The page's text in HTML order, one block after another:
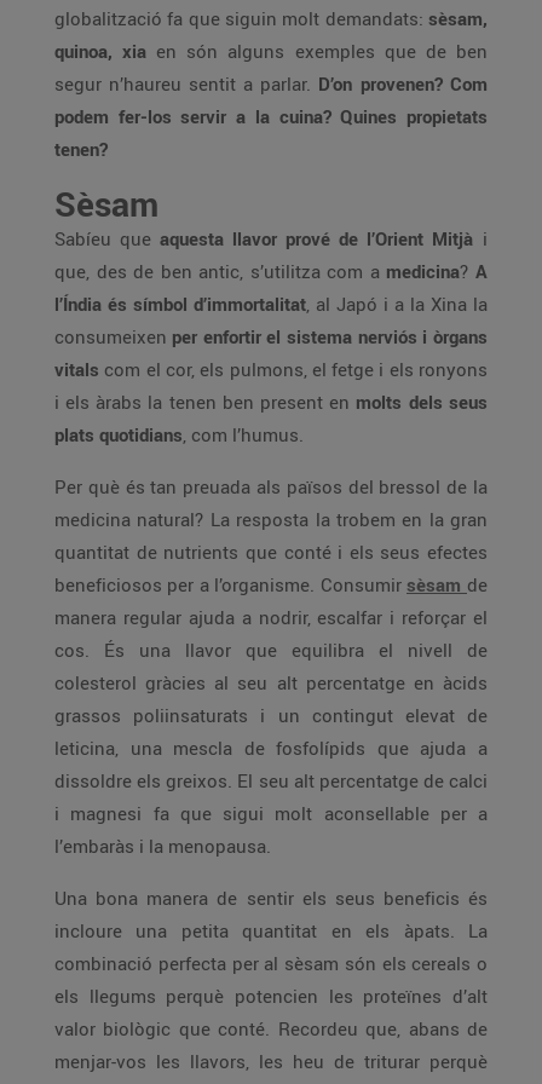
globalització fa que siguin molt demandats: sèsam,
quinoa, xia en són alguns exemples que de ben
segur n’haureu sentit a parlar. D’on provenen? Com
podem fer-los servir a la cuina? Quines propietats
tenen?
Sèsam
Sabíeu que aquesta llavor prové de l’Orient Mitjà i
que, des de ben antic, s’utilitza com a medicina? A
l’Índia és símbol d’immortalitat, al Japó i a la Xina la
consumeixen per enfortir el sistema nerviós i òrgans
vitals com el cor, els pulmons, el fetge i els ronyons
i els àrabs la tenen ben present en molts dels seus
plats quotidians, com l’humus.
Per què és tan preuada als països del bressol de la
medicina natural? La resposta la trobem en la gran
quantitat de nutrients que conté i els seus efectes
beneficiosos per a l’organisme. Consumir sèsam de
manera regular ajuda a nodrir, escalfar i reforçar el
cos. És una llavor que equilibra el nivell de
colesterol gràcies al seu alt percentatge en àcids
grassos poliinsaturats i un contingut elevat de
leticina, una mescla de fosfolípids que ajuda a
dissoldre els greixos. El seu alt percentatge de calci
i magnesi fa que sigui molt aconsellable per a
l’embaràs i la menopausa.
Una bona manera de sentir els seus beneficis és
incloure una petita quantitat en els àpats. La
combinació perfecta per al sèsam són els cereals o
els llegums perquè potencien les proteïnes d’alt
valor biològic que conté. Recordeu que, abans de
menjar-vos les llavors, les heu de triturar perquè